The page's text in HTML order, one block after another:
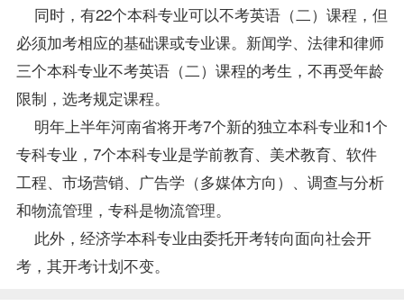
同时，有22个本科专业可以不考英语（二） 课程 ，但
必须加考相应的基础课或专业课。新闻学、法律和律师
三个本科专业不考英语（二）课程的考生，不再受年龄
限制，选考规定课程。
明年上半年河南省将开考7个新的独立本科专业和1个
专科专业，7个本科专业是学前教育、美术教育、软件
工程、市场营销、广告学（多媒体方向）、调查与分析
和物流管理，专科是物流管理。
此外，经济学本科专业由委托开考转向面向社会开
考，其开考计划不变。